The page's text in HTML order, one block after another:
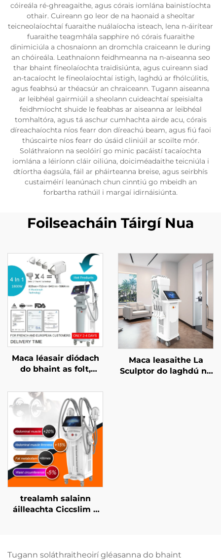
cóireála ré-ghreagaithe, agus córais iomlána bainistíochta
othair. Cuireann go leor de na haonaid a sheoltar
teicneolaíochtaí fuaraithe nuálaíocha isteach, lena n-áirítear
fuaraithe teagmhála sapphire nó córais fuaraithe
dinimiciúla a chosnaíonn an dromchla craiceann le during
an chóireála. Leathnaíonn feidhmeanna na n-aiseanna seo
thar bhaint fíneolaíochta traidisiúnta, agus cuireann siad
an-tacaíocht le fíneolaíochtaí istigh, laghdú ar fhólcúlitis,
agus feabhsú ar théacsúr an chraiceann. Tugann aiseanna
ar leibhéal gairmiúil a sheolann cuideachtaí speisialta
feidhmíocht shuide le feabhas ar aiseanna ar leibhéal
tomhaltóra, agus tá aschur cumhachta airde acu, córais
díreachaíochta níos fearr don díreachú beam, agus fiú faoi
thúscairte níos fearr do úsáid cliniúil ar scoilte mór.
Soláthraíonn na seolóirí go minic pacáistí tacaíochta
iomlána a léiríonn cláir oiliúna, doiciméadaithe teicniúla i
dtíortha éagsúla, fáil ar pháirteanna breise, agus seirbhís
custaiméirí leanúnach chun cinntiú go mbeidh an
forbartha rathúil i margaí idirnáisiúnta.
Foilseacháin Táirgí Nua
Maca léasair diódach
do bhaint as folt,
ag an MDR, agus ag an
MDSAP, 600W, 1200W,
1800W, 3000W, 4 i 1, le
spásanna in ionadú,
755 nm, 808 nm, 940
nm, 1064 nm
Maca leasaithe La
Sculptor do laghdú na
trealamh salainn
áilleachta Ciccslim 3
(EMS)
Tugann soláthraitheoirí gléasanna do bhaint